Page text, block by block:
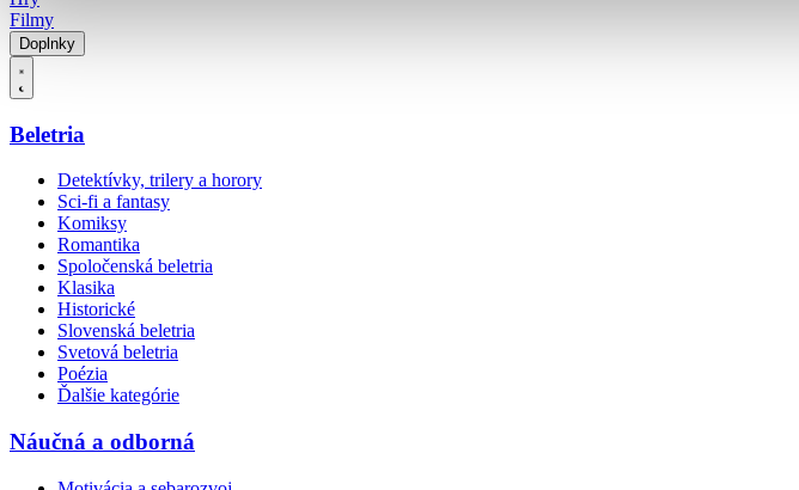
Filmy
Doplnky
Beletria
Detektívky, trilery a horory
Sci-fi a fantasy
Komiksy
Romantika
Spoločenská beletria
Klasika
Historické
Slovenská beletria
Svetová beletria
Poézia
Ďalšie kategórie
Náučná a odborná